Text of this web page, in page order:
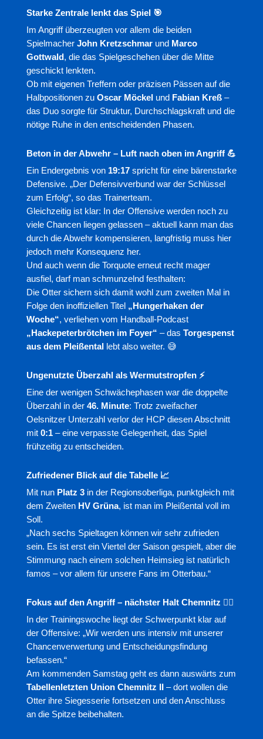
Starke Zentrale lenkt das Spiel 🎯
Im Angriff überzeugten vor allem die beiden
Spielmacher John Kretzschmarund Marco
Gottwald, die das Spielgeschehen über die Mitte
geschickt lenkten.
Ob mit eigenen Treffern oder präzisen Pässen auf die
Halbpositionen zu Oscar Möckelund Fabian Kreß–
das Duo sorgte für Struktur, Durchschlagskraft und die
nötige Ruhe in den entscheidenden Phasen.
Beton in der Abwehr – Luft nach oben im Angriff 💪
Ein Endergebnis von 19:17spricht für eine bärenstarke
Defensive. „Der Defensivverbund war der Schlüssel
zum Erfolg“, so das Trainerteam.
Gleichzeitig ist klar: In der Offensive werden noch zu
viele Chancen liegen gelassen – aktuell kann man das
durch die Abwehr kompensieren, langfristig muss hier
jedoch mehr Konsequenz her.
Und auch wenn die Torquote erneut recht mager
ausfiel, darf man schmunzelnd festhalten:
Die Otter sichern sich damit wohl zum zweiten Mal in
Folge den inoffiziellen Titel „Hungerhaken der
Woche“, verliehen vom Handball-Podcast
„Hackepeterbrötchen im Foyer“ – das Torgespenst
aus dem Pleißentallebt also weiter. 😅
Ungenutzte Überzahl als Wermutstropfen ⚡️
Eine der wenigen Schwächephasen war die doppelte
Überzahl in der 46. Minute: Trotz zweifacher
Oelsnitzer Unterzahl verlor der HCP diesen Abschnitt
mit 0:1– eine verpasste Gelegenheit, das Spiel
frühzeitig zu entscheiden.
Zufriedener Blick auf die Tabelle 📈
Mit nun Platz 3in der Regionsoberliga, punktgleich mit
dem Zweiten HV Grüna, ist man im Pleißental voll im
Soll.
„Nach sechs Spieltagen können wir sehr zufrieden
sein. Es ist erst ein Viertel der Saison gespielt, aber die
Stimmung nach einem solchen Heimsieg ist natürlich
famos – vor allem für unsere Fans im Otterbau.“
Fokus auf den Angriff – nächster Halt Chemnitz 🏋️‍♂️
In der Trainingswoche liegt der Schwerpunkt klar auf
der Offensive: „Wir werden uns intensiv mit unserer
Chancenverwertung und Entscheidungsfindung
befassen.“
Am kommenden Samstag geht es dann auswärts zum
Tabellenletzten Union Chemnitz II– dort wollen die
Otter ihre Siegesserie fortsetzen und den Anschluss
an die Spitze beibehalten.